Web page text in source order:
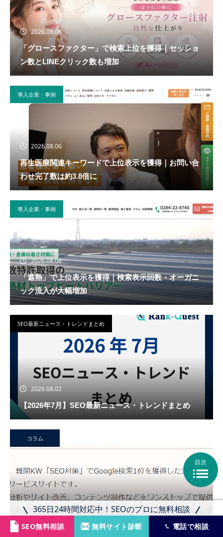
365日24時間対応中！SEOのプロに無料相談
SEO無料相談 無料サイト診断 電話で相談
2026.08.06
「グロースファクター」で検索上位を獲得｜セッショ
ン数とLINEクリック数も増加
導入企業・事例
2026.08.06
再生医療関連キーワードで上位表示を獲得｜お問い合
わせ完了数は約3.8倍に
導入企業・事例
2026.08.06
「遮熱」で上位表示を獲得｜検索表示回数・オーガニ
ック流入が大幅増加
SEO最新ニュース・トレンドまとめ
2026.08.02
【2026年7月】SEO最新ニュース・トレンドまとめ
コラム
2026.07.28
目次
